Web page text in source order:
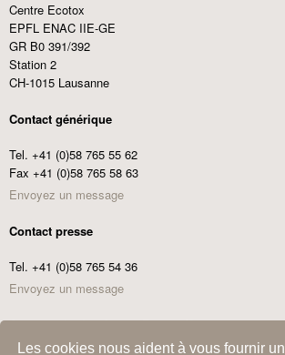
Les cookies nous aident à vous fournir un
Centre Ecotox
EPFL ENAC IIE-GE
GR B0 391/392
Station 2
CH-1015 Lausanne
Contact générique
Tel. +41 (0)58 765 55 62
Fax +41 (0)58 765 58 63
Envoyez un message
Contact presse
Tel. +41 (0)58 765 54 36
Envoyez un message
Commander les Centre Ecotox News